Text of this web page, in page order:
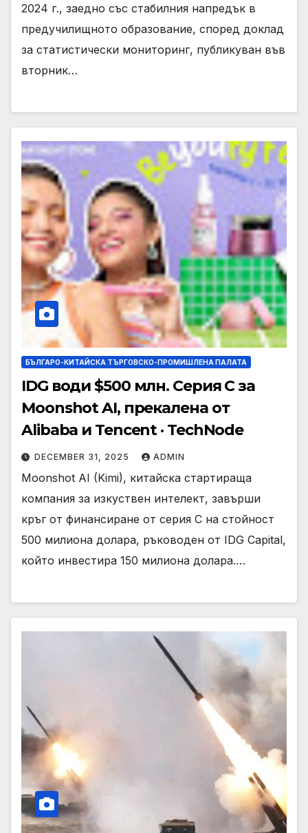
2024 г., заедно със стабилния напредък в
предучилищното образование, според доклад
за статистически мониторинг, публикуван във
вторник…
БЪЛГАРО-КИТАЙСКА ТЪРГОВСКО-ПРОМИШЛЕНА ПАЛАТА
IDG води $500 млн. Серия C за
Moonshot AI, прекалена от
Alibaba и Tencent · TechNode
DECEMBER 31, 2025 ADMIN
Moonshot AI (Kimi), китайска стартираща
компания за изкуствен интелект, завърши
кръг от финансиране от серия C на стойност
500 милиона долара, ръководен от IDG Capital,
който инвестира 150 милиона долара.…